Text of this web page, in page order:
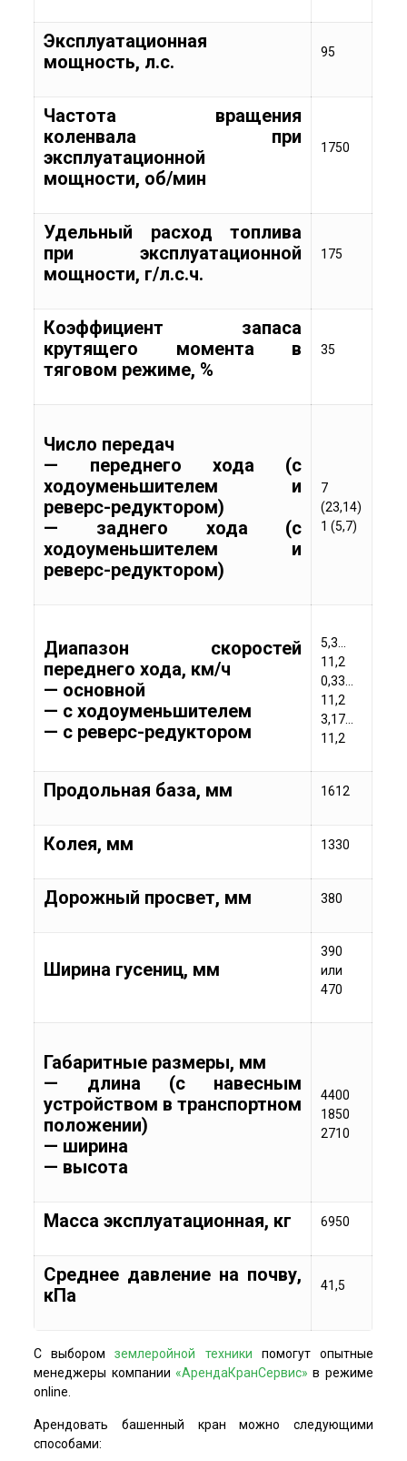
Эксплуатационная
мощность, л.с.
95
Частота вращения
коленвала при
эксплуатационной
мощности, об/мин
1750
Удельный расход топлива
при эксплуатационной
мощности, г/л.с.ч.
175
Коэффициент запаса
крутящего момента в
тяговом режиме, %
35
Число передач
— переднего хода (с
ходоуменьшителем и
реверс-редуктором)
— заднего хода (с
ходоуменьшителем и
реверс-редуктором)
7
(23,14)
1 (5,7)
Диапазон скоростей
переднего хода, км/ч
— основной
— с ходоуменьшителем
— с реверс-редуктором
5,3…
11,2
0,33…
11,2
3,17…
11,2
Продольная база, мм 1612
Колея, мм 1330
Дорожный просвет, мм 380
Ширина гусениц, мм
390
или
470
Габаритные размеры, мм
— длина (с навесным
устройством в транспортном
положении)
— ширина
— высота
4400
1850
2710
Масса эксплуатационная, кг 6950
Среднее давление на почву,
кПа
41,5
С выборомземлеройной техники помогут опытные
менеджеры компании «АрендаКранСервис» в режиме
online.
Арендовать башенный кран можно следующими
способами: